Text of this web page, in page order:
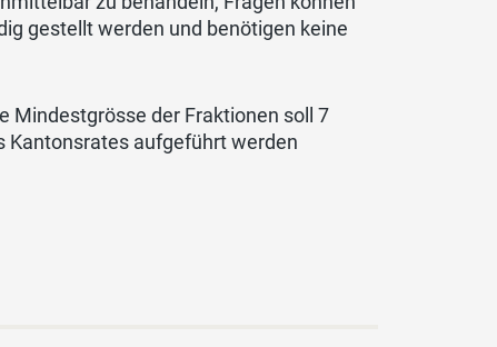
gestellt werden und benötigen keine
Mindestgrösse der Fraktionen soll 7
Kantonsrates aufgeführt werden